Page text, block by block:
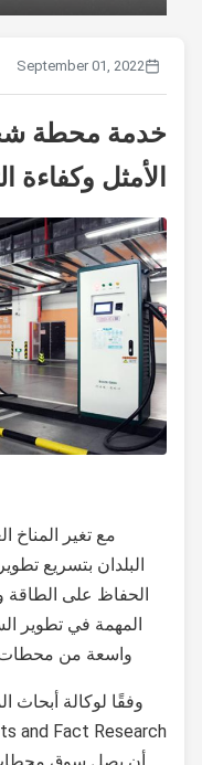
September 01, 2022
خدمة محطة شحن
الأمثل وكفاءة
مع تغير المناخ
البلدان بتسريع تطوير
الحفاظ على الطاقة
المهمة في تطوير
واسعة من محطات
وفقًا لوكالة أبحاث